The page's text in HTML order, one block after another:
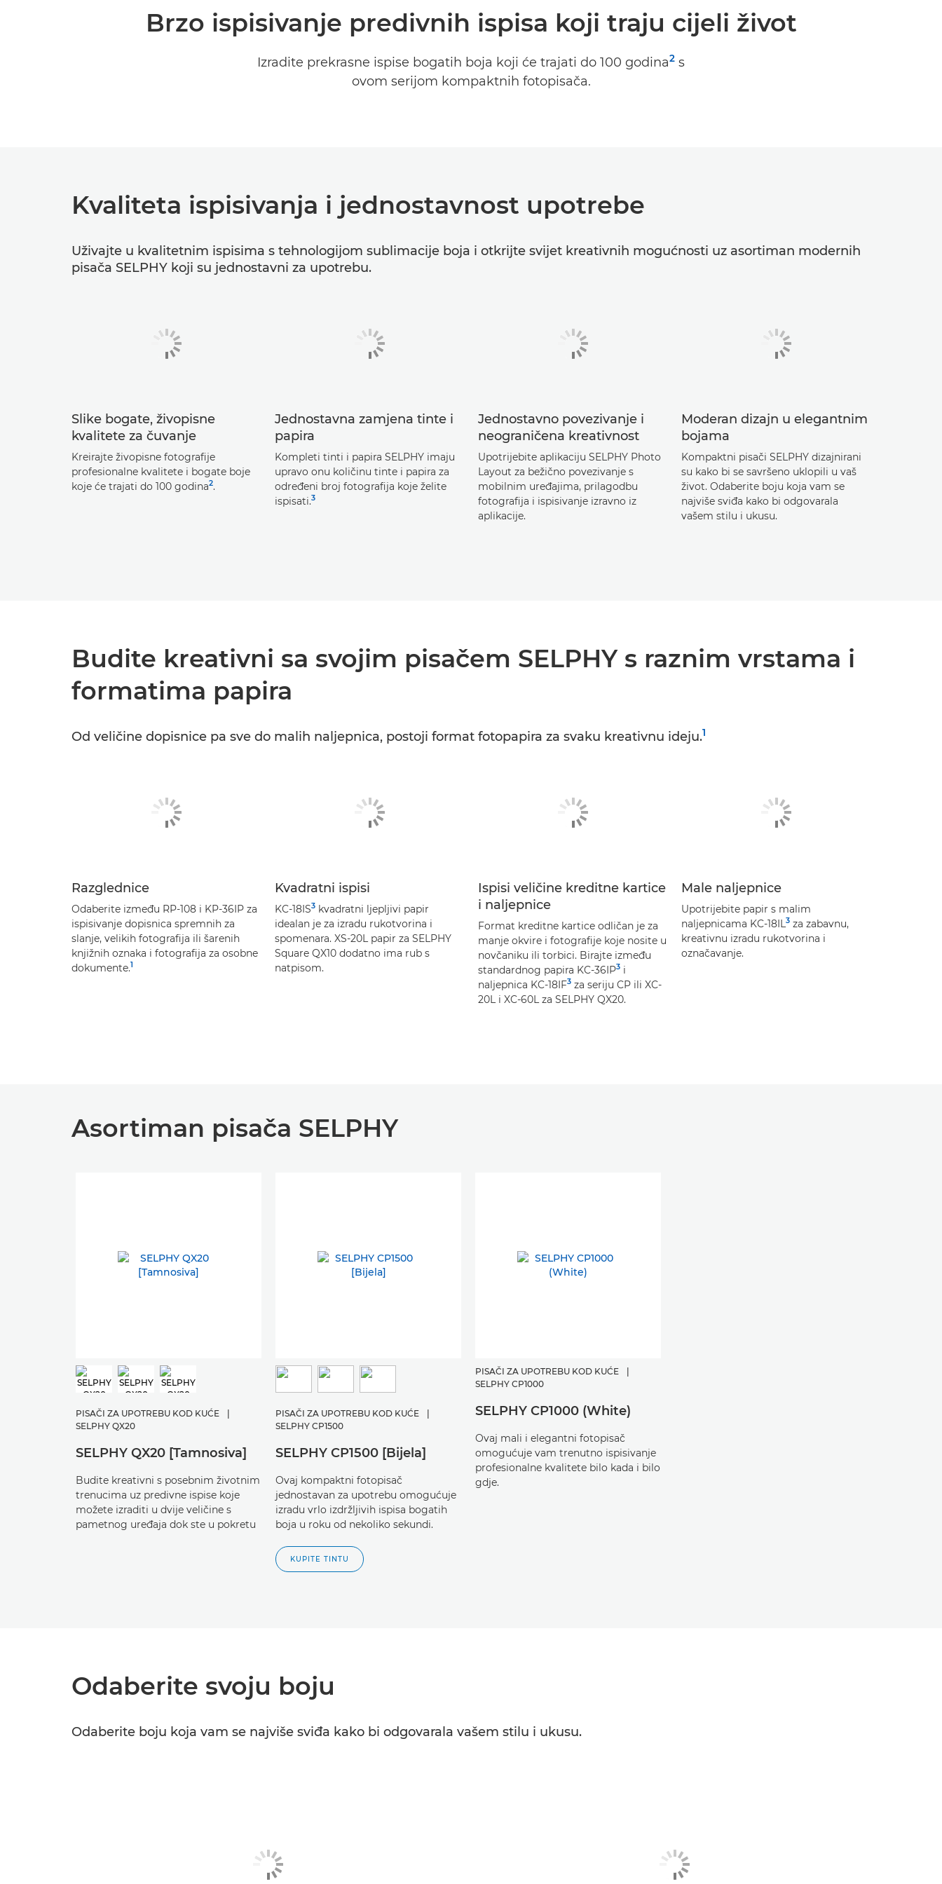
Brzo ispisivanje predivnih ispisa koji traju cijeli život
Izradite prekrasne ispise bogatih boja koji će trajati do 100 godina2 s
ovom serijom kompaktnih fotopisača.
Kvaliteta ispisivanja i jednostavnost upotrebe
Uživajte u kvalitetnim ispisima s tehnologijom sublimacije boja i otkrijte svijet kreativnih mogućnosti uz asortiman modernih
pisača SELPHY koji su jednostavni za upotrebu.
Slike bogate, živopisne
kvalitete za čuvanje
Kreirajte živopisne fotografije
profesionalne kvalitete i bogate boje
koje će trajati do 100 godina2.
Jednostavna zamjena tinte i
papira
Kompleti tinti i papira SELPHY imaju
upravo onu količinu tinte i papira za
određeni broj fotografija koje želite
ispisati.3
Jednostavno povezivanje i
neograničena kreativnost
Upotrijebite aplikaciju SELPHY Photo
Layout za bežično povezivanje s
mobilnim uređajima, prilagodbu
fotografija i ispisivanje izravno iz
aplikacije.
Moderan dizajn u elegantnim
bojama
Kompaktni pisači SELPHY dizajnirani
su kako bi se savršeno uklopili u vaš
život. Odaberite boju koja vam se
najviše sviđa kako bi odgovarala
vašem stilu i ukusu.
Budite kreativni sa svojim pisačem SELPHY s raznim vrstama i
formatima papira
Od veličine dopisnice pa sve do malih naljepnica, postoji format fotopapira za svaku kreativnu ideju.1
Razglednice
Odaberite između RP-108 i KP-36IP za
ispisivanje dopisnica spremnih za
slanje, velikih fotografija ili šarenih
knjižnih oznaka i fotografija za osobne
dokumente.1
Kvadratni ispisi
KC-18IS3 kvadratni ljepljivi papir
idealan je za izradu rukotvorina i
spomenara. XS-20L papir za SELPHY
Square QX10 dodatno ima rub s
natpisom.
Ispisi veličine kreditne kartice
i naljepnice
Format kreditne kartice odličan je za
manje okvire i fotografije koje nosite u
novčaniku ili torbici. Birajte između
standardnog papira KC-36IP3 i
naljepnica KC-18IF3 za seriju CP ili XC-
20L i XC-60L za SELPHY QX20.
Male naljepnice
Upotrijebite papir s malim
naljepnicama KC-18IL 3 za zabavnu,
kreativnu izradu rukotvorina i
označavanje.
Asortiman pisača SELPHY
PISAČI ZA UPOTREBU KOD KUĆE
|
SELPHY QX20
SELPHY QX20 [Tamnosiva]
Budite kreativni s posebnim životnim
trenucima uz predivne ispise koje
možete izraditi u dvije veličine s
pametnog uređaja dok ste u pokretu
PISAČI ZA UPOTREBU KOD KUĆE
|
SELPHY CP1500
SELPHY CP1500 [Bijela]
Ovaj kompaktni fotopisač
jednostavan za upotrebu omogućuje
izradu vrlo izdržljivih ispisa bogatih
boja u roku od nekoliko sekundi.
KUPITE TINTU
PISAČI ZA UPOTREBU KOD KUĆE
|
SELPHY CP1000
SELPHY CP1000 (White)
Ovaj mali i elegantni fotopisač
omogućuje vam trenutno ispisivanje
profesionalne kvalitete bilo kada i bilo
gdje.
Odaberite svoju boju
Odaberite boju koja vam se najviše sviđa kako bi odgovarala vašem stilu i ukusu.